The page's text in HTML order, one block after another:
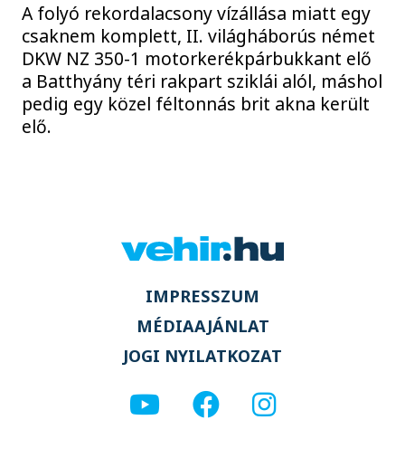
A folyó rekordalacsony vízállása miatt egy
csaknem komplett, II. világháborús német
DKW NZ 350-1 motorkerékpárbukkant elő
a Batthyány téri rakpart sziklái alól, máshol
pedig egy közel féltonnás brit akna került
elő.
IMPRESSZUM
MÉDIAAJÁNLAT
JOGI NYILATKOZAT